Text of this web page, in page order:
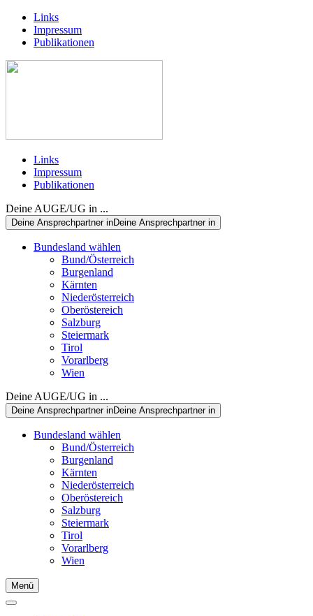
Links
Impressum
Publikationen
Links
Impressum
Publikationen
Deine AUGE/UG in ...
Deine Ansprechpartner inDeine Ansprechpartner in
Bundesland wählen
Bund/Österreich
Burgenland
Kärnten
Niederösterreich
Oberöstereich
Salzburg
Steiermark
Tirol
Vorarlberg
Wien
Deine AUGE/UG in ...
Deine Ansprechpartner inDeine Ansprechpartner in
Bundesland wählen
Bund/Österreich
Burgenland
Kärnten
Niederösterreich
Oberöstereich
Salzburg
Steiermark
Tirol
Vorarlberg
Wien
Menü